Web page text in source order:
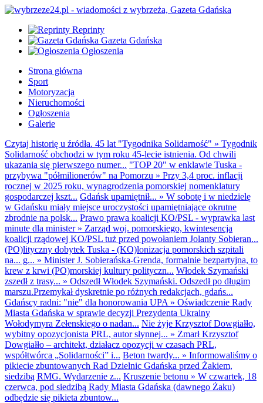
Reprinty
Gazeta Gdańska
Ogłoszenia
Strona główna
Sport
Motoryzacja
Nieruchomości
Ogłoszenia
Galerie
Czytaj historię u źródła. 45 lat "Tygodnika Solidarność" » Tygodnik
Solidarność obchodzi w tym roku 45-lecie istnienia. Od chwili
ukazania się pierwszego numer... "TOP 20" w enklawie Tuska -
przybywa "półmilionerów" na Pomorzu » Przy 3,4 proc. inflacji
rocznej w 2025 roku, wynagrodzenia pomorskiej nomenklatury
gospodarczej kszt... Gdańsk upamiętnił... » W sobotę i w niedzielę
w Gdańsku miały miejsce uroczystości upamiętniające okrutne
zbrodnie na polsk... Prawo prawa koalicji KO/PSL - wyprawka last
minute dla minister» Zarząd woj. pomorskiego, kwintesencja
koalicji rządowej KO/PSL tuż przed powołaniem Jolanty Sobieran...
(PO)lityczny dobytek Tuska - (KO)lonizacja pomorskich szpitali
na... g... » Minister J. Sobierańska-Grenda, formalnie bezpartyjna, to
krew z krwi (PO)morskiej kultury polityczn... Włodek Szymański
zszedł z trasy... » Odszedł Włodek Szymański. Odszedł po długim
marszu.Przemykał dyskretnie po różnych redakcjach, gdańs...
Gdańscy radni: "nie" dla honorowania UPA » Oświadczenie Rady
Miasta Gdańska w sprawie decyzji Prezydenta Ukrainy
Wołodymyra Zełenskiego o nadan... Nie żyje Krzysztof Dowgiałło,
wybitny opozycjonista PRL, autor słynnej... » Zmarł Krzysztof
Dowgiałło – architekt, działacz opozycji w czasach PRL,
współtwórca „Solidarności” i... Beton twardy... » Informowaliśmy o
pikiecie zbuntowanych Rad Dzielnic Gdańska przed Żakiem,
siedzibą RMG. Wydarzenie z... Kruszenie betonu » W czwartek, 18
czerwca, pod siedzibą Rady Miasta Gdańska (dawnego Żaku)
odbędzie się pikieta zbuntow...